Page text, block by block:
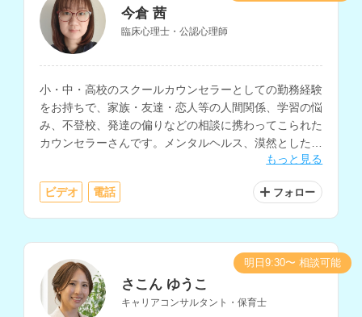
今倉 茜
臨床心理士・公認心理師
小・中・高校のスクールカウンセラーとしての勤務経験
をお持ちで、家族・友達・恋人等の人間関係、学習の悩
み、不登校、発達の偏りなどの相談に携わってこられた
カウンセラーさんです。メンタルヘルス、漠然とした不
もっと見る
ビデオ 電話 フォロー
さこん ゆうこ
キャリアコンサルタント・保育士
明日9:30〜 相談可能